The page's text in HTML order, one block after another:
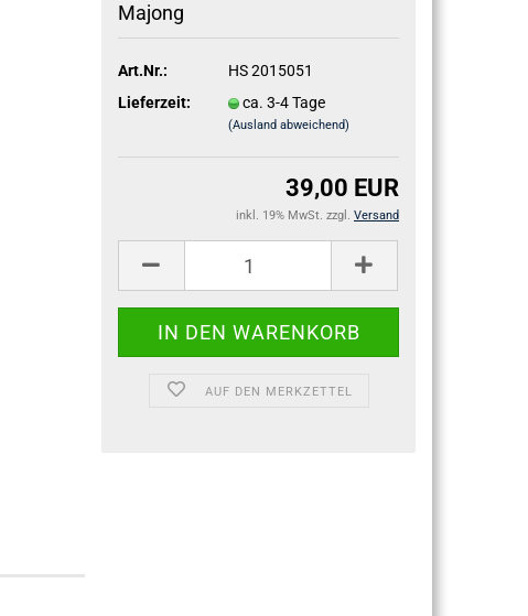
Ma­jong
Art.Nr.:
HS 2015051
Lieferzeit:
ca. 3-4 Tage
(Ausland abweichend)
39,00 EUR
inkl. 19% MwSt. zzgl. Versand
AUF DEN MERKZETTEL